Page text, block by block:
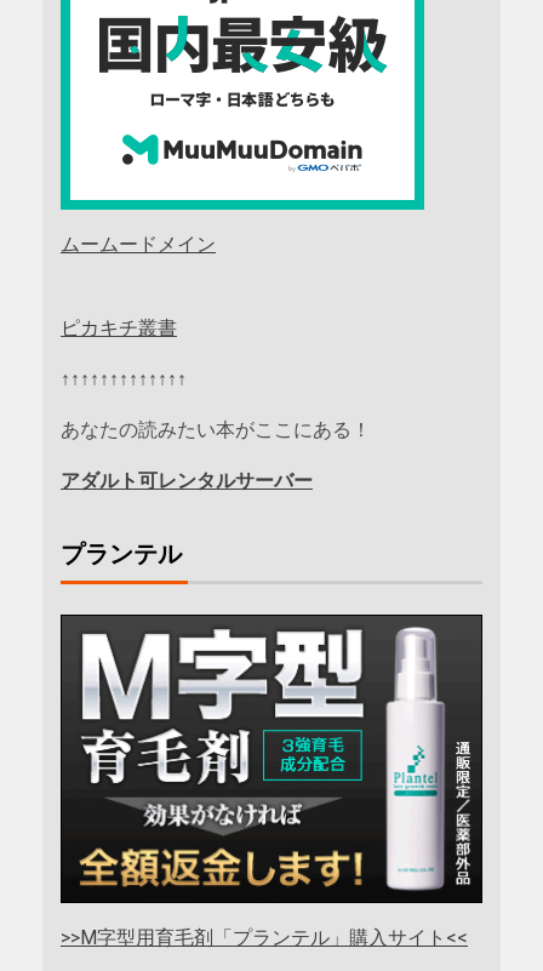
ムームードメイン
ピカキチ叢書
↑↑↑↑↑↑↑↑↑↑↑↑↑
あなたの読みたい本がここにある！
アダルト可レンタルサーバー
プランテル
>>M字型用育毛剤「プランテル」購入サイト<<